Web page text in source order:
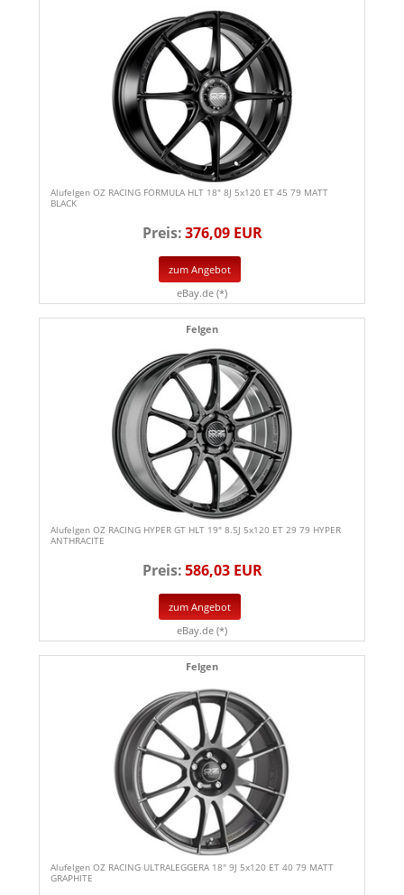
Alufelgen OZ RACING FORMULA HLT 18" 8J 5x120 ET 45 79 MATT
BLACK
Preis:376,09 EUR
zum Angebot
eBay.de (*)
Felgen
Alufelgen OZ RACING HYPER GT HLT 19" 8.5J 5x120 ET 29 79 HYPER
ANTHRACITE
Preis:586,03 EUR
zum Angebot
eBay.de (*)
Felgen
Alufelgen OZ RACING ULTRALEGGERA 18" 9J 5x120 ET 40 79 MATT
GRAPHITE